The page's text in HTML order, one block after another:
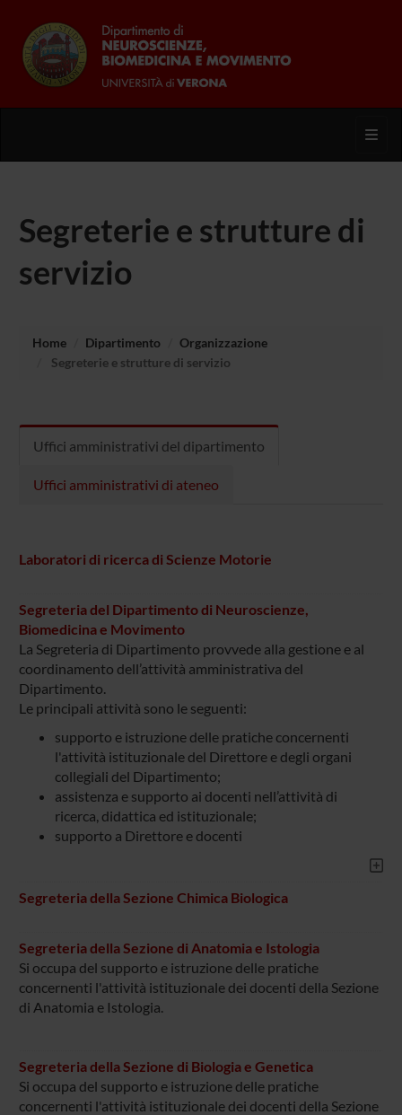
Segreterie e strutture di
servizio
Home Dipartimento
Organizzazione
Segreterie e strutture di servizio
Uffici amministrativi del dipartimento
Uffici amministrativi di ateneo
Laboratori di ricerca di Scienze Motorie
Segreteria del Dipartimento di Neuroscienze,
Biomedicina e Movimento
La Segreteria di Dipartimento provvede alla gestione e al
coordinamento dell’attività amministrativa del
Dipartimento.
Le principali attività sono le seguenti:
supporto e istruzione delle pratiche concernenti
l'attività istituzionale del Direttore e degli organi
collegiali del Dipartimento;
assistenza e supporto ai docenti nell’attività di
ricerca, didattica ed istituzionale;
supporto a Direttore e docenti
Segreteria della Sezione Chimica Biologica
Segreteria della Sezione di Anatomia e Istologia
Si occupa del supporto e istruzione delle pratiche
concernenti l'attività istituzionale dei docenti della Sezione
di Anatomia e Istologia.
Segreteria della Sezione di Biologia e Genetica
Si occupa del supporto e istruzione delle pratiche
concernenti l'attività istituzionale dei docenti della Sezione